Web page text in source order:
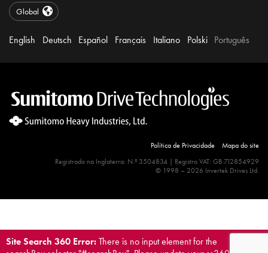
Global
English Deutsch Español Français Italiano Polski Português
Política de Privacidade
Mapa do site
Registrado na Inglaterra: N.º 3504834 | Registro VAT: GB 712854929
© 1998 – 2026 Invertek Drives Ltd.
Site Search 360 Error:There is no input element for the